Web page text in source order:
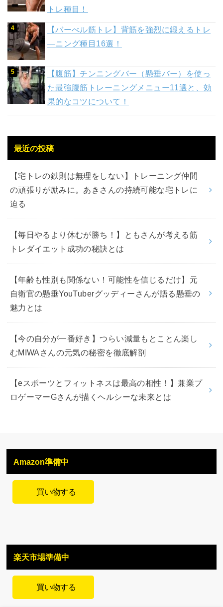
トレ種目！
【バーべル筋トレ】背筋を強烈に鍛えるトレ
―ニング種目16選！
【腹筋】チンニングバー（懸垂バー）を使っ
た最強腹筋トレーニングメニュー11選と、効
果的なコツについて！
最近の投稿
【宅トレの鉄則は無理をしない】トレーニング仲間
の頑張りが励みに。あきさんの持続可能な宅トレに
迫る
【毎日やるより休むが勝ち！】ともさんが考える筋
トレダイエット成功の秘訣とは
【年齢も性別も関係ない！可能性を信じるだけ】元
自衛官の懸垂YouTuberグッディーさんが語る懸垂の
魅力とは
【今の自分が一番好き】つらい減量もとことん楽し
むMIWAさんの元気の秘密を徹底解剖
【eスポーツとフィットネスは最高の相性！】兼業プ
ロゲーマーGさんが描くヘルシーな未来とは
Amazon準備中
買い物する
楽天市場準備中
買い物する